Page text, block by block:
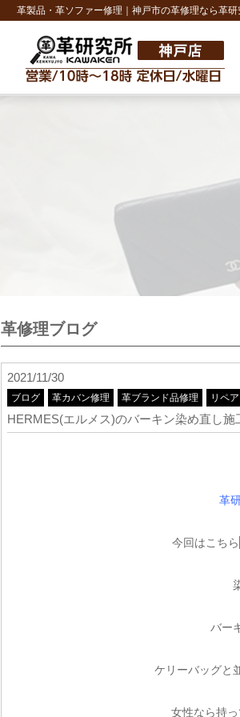
革製品・革ソファー修理｜神戸市の革修理なら革
革修理ブログ
2021/11/30
ブログ 革カバン修理 革ブランド品修理 リペ
HERMES(エルメス)のバーキン染め直し施
革
今回はこちら
バー
ケリーバッグと
女性なら持